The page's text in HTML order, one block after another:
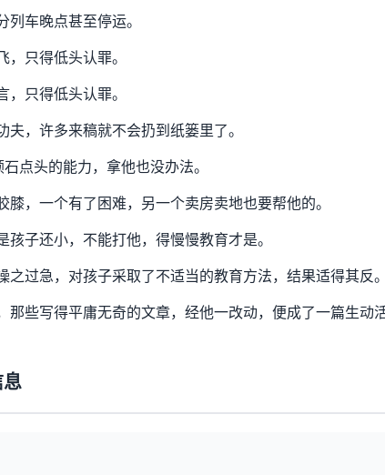
列车晚点甚至停运。
，只得低头认罪。
，只得低头认罪。
，许多来稿就不会扔到纸篓里了。
点头的能力，拿他也没办法。
膝，一个有了困难，另一个卖房卖地也要帮他的。
子还小，不能打他，得慢慢教育才是。
之过急，对孩子采取了不适当的教育方法，结果适得其反。
那些写得平庸无奇的文章，经他一改动，便成了一篇生动
息